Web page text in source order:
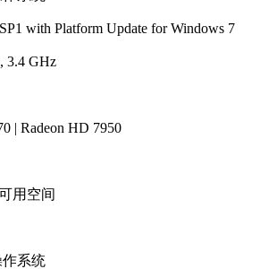
with Platform Update for Windows 7
3.4 GHz
| Radeon HD 7950
用空间
作系统